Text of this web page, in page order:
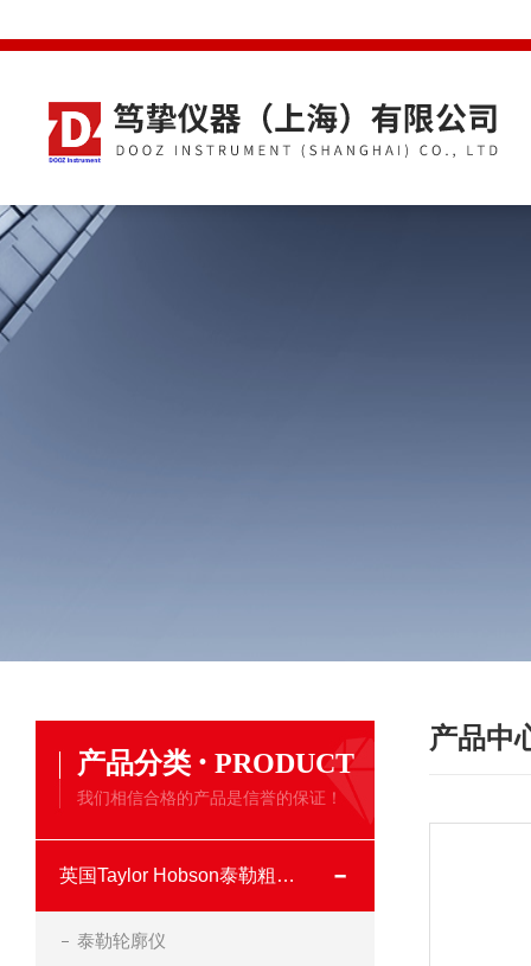
产品分类 · PRODUCT
我们相信合格的产品是信誉的保证！
英国Taylor Hobson泰勒粗糙度仪
泰勒轮廓仪
产品中